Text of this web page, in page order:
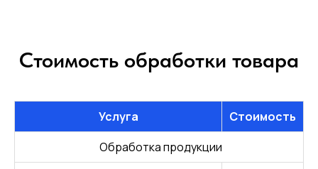
Стоимость обработки товара
Услуга
Стоимость
Обработка продукции